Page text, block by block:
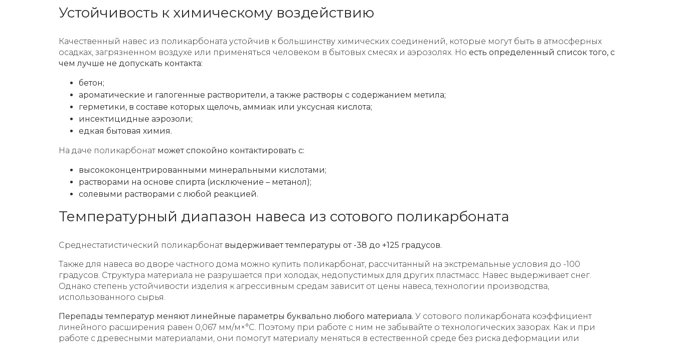
Устойчивость к химическому воздействию
Качественный навес из поликарбоната устойчив к большинству химических соединений, которые могут быть в атмосферных
осадках, загрязненном воздухе или применяться человеком в бытовых смесях и аэрозолях. Но есть определенный список того, с
чем лучше не допускать контакта:
бетон;
ароматические и галогенные растворители, а также растворы с содержанием метила;
герметики, в составе которых щелочь, аммиак или уксусная кислота;
инсектицидные аэрозоли;
едкая бытовая химия.
На даче поликарбонатможет спокойно контактировать с:
высококонцентрированными минеральными кислотами;
растворами на основе спирта (исключение – метанол);
солевыми растворами с любой реакцией.
Температурный диапазон навеса из сотового поликарбоната
Среднестатистический поликарбонат выдерживает температуры от -38 до +125 градусов.
Также для навеса во дворе частного дома можно купить поликарбонат, рассчитанный на экстремальные условия до -100
градусов. Структура материала не разрушается при холодах, недопустимых для других пластмасс. Навес выдерживает снег.
Однако степень устойчивости изделия к агрессивным средам зависит от цены навеса, технологии производства,
использованного сырья.
Перепады температур меняют линейные параметры буквально любого материала. У сотового поликарбоната коэффициент
линейного расширения равен 0,067 мм/м×°C. Поэтому при работе с ним не забывайте о технологических зазорах. Как и при
работе с древесными материалами, они помогут материалу меняться в естественной среде без риска деформации или